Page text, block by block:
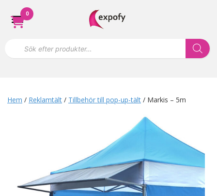
Hoppa
innehåll
s
ö
0
Hem / Reklamtält / Tillbehör till pop-up-tält / Markis – 5m